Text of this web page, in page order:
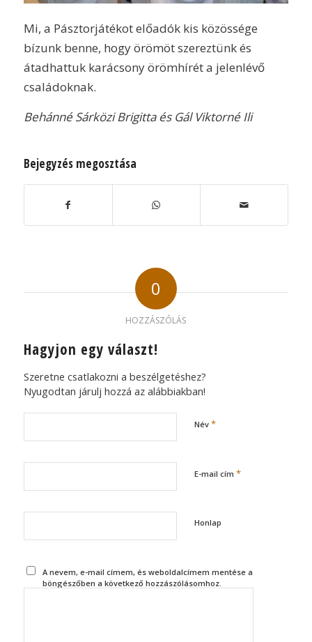
Mi, a Pásztorjátékot előadók kis közössége
bízunk benne, hogy örömöt szereztünk és
átadhattuk karácsony örömhírét a jelenlévő
családoknak.
Behánné Sárközi Brigitta és Gál Viktorné Ili
Bejegyzés megosztása
0
HOZZÁSZÓLÁS
Hagyjon egy választ!
Szeretne csatlakozni a beszélgetéshez?
Nyugodtan járulj hozzá az alábbiakban!
Név *
E-mail cím *
Honlap
A nevem, e-mail címem, és weboldalcímem mentése a
böngészőben a következő hozzászólásomhoz.